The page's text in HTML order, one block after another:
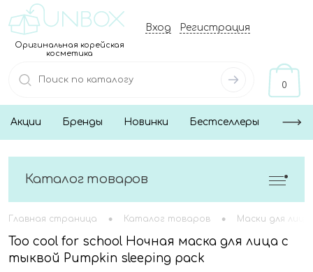
Оригинальная корейская
косметика
Вход Регистрация
0
Акции Бренды Новинки Бестселлеры
Каталог товаров
Главная страница • Каталог товаров • Маски для лица
Too cool for school Ночная маска для лица с
тыквой Pumpkin sleeping pack